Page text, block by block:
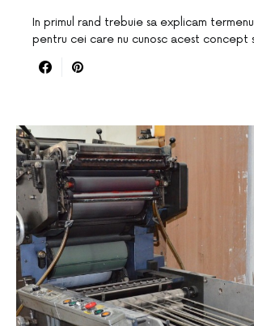
In primul rand trebuie sa explicam
pentru cei care nu cunosc acest concept